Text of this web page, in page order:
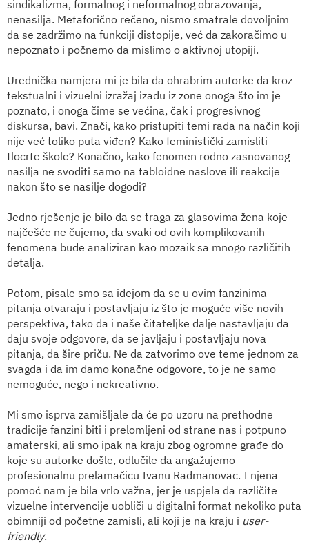
sindikalizma, formalnog i neformalnog obrazovanja,
nenasilja. Metaforično rečeno, nismo smatrale dovoljnim
da se zadržimo na funkciji distopije, već da zakoračimo u
nepoznato i počnemo da mislimo o aktivnoj utopiji.
Urednička namjera mi je bila da ohrabrim autorke da kroz
tekstualni i vizuelni izražaj izađu iz zone onoga što im je
poznato, i onoga čime se većina, čak i progresivnog
diskursa, bavi. Znači, kako pristupiti temi rada na način koji
nije već toliko puta viđen? Kako feministički zamisliti
tlocrte škole? Konačno, kako fenomen rodno zasnovanog
nasilja ne svoditi samo na tabloidne naslove ili reakcije
nakon što se nasilje dogodi?
Jedno rješenje je bilo da se traga za glasovima žena koje
najčešće ne čujemo, da svaki od ovih komplikovanih
fenomena bude analiziran kao mozaik sa mnogo različitih
detalja.
Potom, pisale smo sa idejom da se u ovim fanzinima
pitanja otvaraju i postavljaju iz što je moguće više novih
perspektiva, tako da i naše čitateljke dalje nastavljaju da
daju svoje odgovore, da se javljaju i postavljaju nova
pitanja, da šire priču. Ne da zatvorimo ove teme jednom za
svagda i da im damo konačne odgovore, to je ne samo
nemoguće, nego i nekreativno.
Mi smo isprva zamišljale da će po uzoru na prethodne
tradicije fanzini biti i prelomljeni od strane nas i potpuno
amaterski, ali smo ipak na kraju zbog ogromne građe do
koje su autorke došle, odlučile da angažujemo
profesionalnu prelamačicu Ivanu Radmanovac. I njena
pomoć nam je bila vrlo važna, jer je uspjela da različite
vizuelne intervencije uobliči u digitalni format nekoliko puta
obimniji od početne zamisli, ali koji je na kraju i user-
friendly.